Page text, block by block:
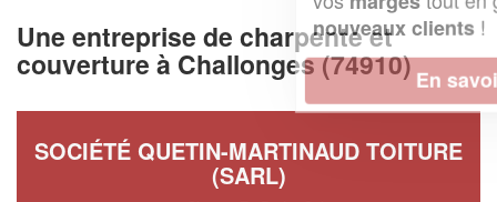
Une entreprise de charpente et
couverture à Challonges (74910)
SOCIÉTÉ QUETIN-MARTINAUD TOITURE
(SARL)
nouveaux clients!
En savoir plus